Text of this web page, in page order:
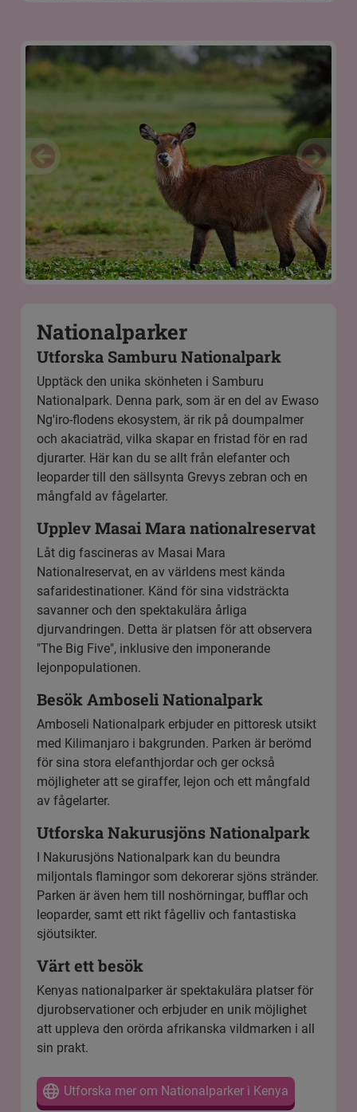
Nationalparker
Utforska Samburu Nationalpark
Upptäck den unika skönheten i Samburu
Nationalpark. Denna park, som är en del av Ewaso
Ng'iro-flodens ekosystem, är rik på doumpalmer
och akaciaträd, vilka skapar en fristad för en rad
djurarter. Här kan du se allt från elefanter och
leoparder till den sällsynta Grevys zebran och en
mångfald av fågelarter.
Upplev Masai Mara nationalreservat
Låt dig fascineras av Masai Mara
Nationalreservat, en av världens mest kända
safaridestinationer. Känd för sina vidsträckta
savanner och den spektakulära årliga
djurvandringen. Detta är platsen för att observera
"The Big Five", inklusive den imponerande
lejonpopulationen.
Besök Amboseli Nationalpark
Amboseli Nationalpark erbjuder en pittoresk utsikt
med Kilimanjaro i bakgrunden. Parken är berömd
för sina stora elefanthjordar och ger också
möjligheter att se giraffer, lejon och ett mångfald
av fågelarter.
Utforska Nakurusjöns Nationalpark
Nakurusjöns Nationalpark kan du beundra
miljontals flamingor som dekorerar sjöns stränder.
Parken är även hem till noshörningar, bufflar och
leoparder, samt ett rikt fågelliv och fantastiska
sjöutsikter.
Värt ett besök
Kenyas nationalparker är spektakulära platser för
djurobservationer och erbjuder en unik möjlighet
att uppleva den orörda afrikanska vildmarken i all
sin prakt.
Utforska mer om Nationalparker i Kenya